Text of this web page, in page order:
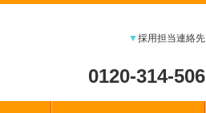
▼採用担当連絡先
0120-314-506